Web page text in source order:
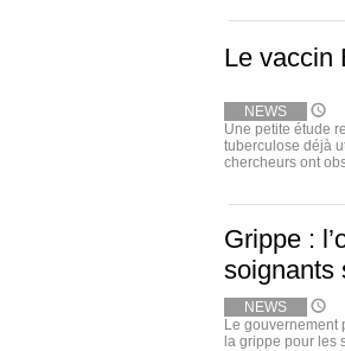
Le vaccin
NEWS
Une petite étude
tuberculose déjà
chercheurs ont
Grippe :
soignants
NEWS
Le gouvernement
la grippe pour les